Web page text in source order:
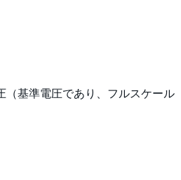
基準電圧であり、フルスケール